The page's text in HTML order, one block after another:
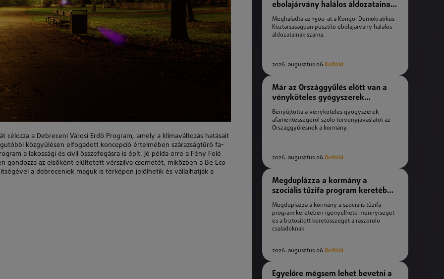
a Debreceni Városi Erdő Program, amely a klímaváltozás hatásait
közgyűlésen elfogadott koncepció értelmében szárazságtűrő fa-
a lakossági és civil összefogásra is épít. Jó példa erre a Fény Felé
gondozza az elsőként elültetett vérszilva csemetét, miközben a Be Eco
a debreceniek maguk is térképen jelölhetik és vállalhatják a
ebolajárvány halálos áldozatainak
száma
Meghaladta az 1500-at a Kongói Demokratikus
Köztársaságban pusztító ebolajárvány halálos
áldozatainak száma.
2026. augusztus 06. Külföld
Már az Országgyűlés előtt van a
vényköteles gyógyszerek
áfamentességéről szóló
törvényjavaslat
Benyújtotta a vényköteles gyógyszerek
áfamentességéről szóló törvényjavaslatot az
Országgyűlésnek a kormány.
2026. augusztus 06.Belföld
Megduplázza a kormány a
szociális tűzifa program keretében
igényelhető mennyiséget
Megduplázza a kormány a szociális tűzifa
program keretében igényelhető mennyiséget
és a biztosított keretösszeget a rászoruló
családoknak.
2026. augusztus 06.Belföld
Egyelőre mégsem lehet bevetni a